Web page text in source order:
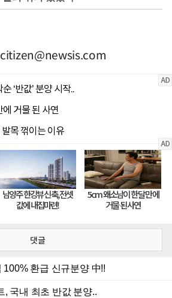
citizen@newsis.com
댓글